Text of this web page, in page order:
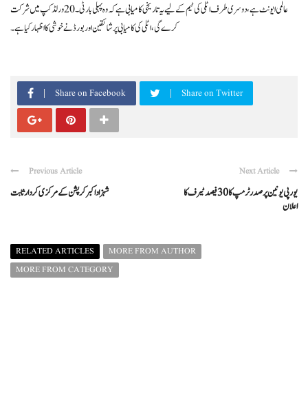
عالمی ایونٹ ہے، دوسری طرف اٹلی کی ٹیم کے لیے یہ تاریخی کامیابی ہے کہ وہ پہلی بار ٹی۔20 ورلڈ کپ میں شرکت
کرے گی، اٹلی کی کامیابی پر شائقین اور بورڈ نے خوشی کا اظہار کیا ہے۔
Share on Facebook Share on Twitter
Previous Article
شہزاد اکبر کرپشن کے مرکزی کردار ثابت
Next Article
یورپی یونین پر صدر ٹرمپ کا 30 فیصد ٹیرف کا
اعلان
RELATED ARTICLES
MORE FROM AUTHOR
MORE FROM CATEGORY